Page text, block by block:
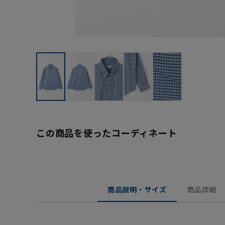
この商品を使ったコーディネート
商品説明・サイズ 商品詳細